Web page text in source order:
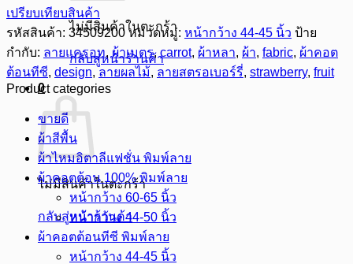
ไม่มีสินค้าในตะกร้า
กลับสู่หน้าร้านค้า
0
ไม่มีสินค้าในตะกร้า
กลับสู่หน้าร้านค้า
เปรียบเทียบสินค้า
รหัสสินค้า: 34509200 หมวดหมู่: หน้ากว้าง 44-45 นิ้ว ป้าย
กำกับ: ลายแครอท, ผ้าเมตร, carrot, ผ้าหลา, ผ้า, fabric, ผ้าคอต
ต้อนทีซี, design, ลายผลไม้, ลายสตรอเบอร์รี่, strawberry, fruit
Product categories
ขายดี
ผ้าสีพื้น
ผ้าไหมอิตาลีแฟชั่น พิมพ์ลาย
ผ้าคอตต้อน 100% พิมพ์ลาย
หน้ากว้าง 60-65 นิ้ว
หน้ากว้าง 44-50 นิ้ว
ผ้าคอตต้อนทีซี พิมพ์ลาย
หน้ากว้าง 44-45 นิ้ว